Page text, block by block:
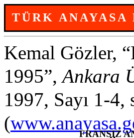
TÜRK
Kemal Gözler,
1995”,Ankara
1997, Sayı 1-4,
(
FRANSIZ